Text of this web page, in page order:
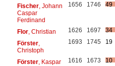
Fischer, Johann
Caspar
Ferdinand
1656 1746 49
Flor, Christian 1626 1697
34
Förster,
Christoph
1693 1745 19
Förster, Kaspar 1616 1673
10